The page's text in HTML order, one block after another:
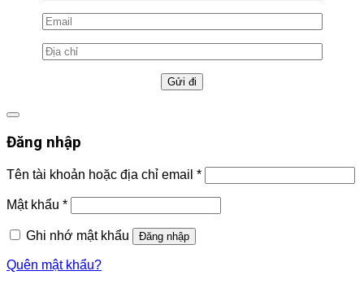
Đăng nhập
Tên tài khoản hoặc địa chỉ email *
Mật khẩu *
Ghi nhớ mật khẩu Đăng nhập
Quên mật khẩu?